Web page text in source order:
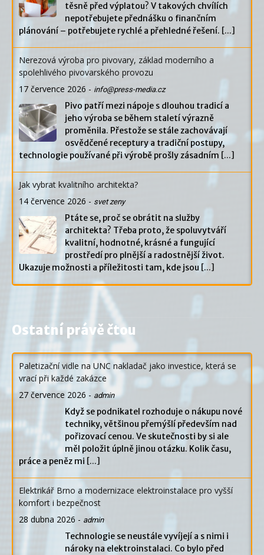
těsně před výplatou? V takových chvílích
nepotřebujete přednášku o finančním
plánování – potřebujete rychlé a přehledné řešení. [...]
Nerezová výroba pro pivovary, základ moderního a
spolehlivého pivovarského provozu
17 července 2026 - info@press-media.cz
Pivo patří mezi nápoje s dlouhou tradicí a
jeho výroba se během staletí výrazně
proměnila. Přestože se stále zachovávají
osvědčené receptury a tradiční postupy,
technologie používané při výrobě prošly zásadním [...]
Jak vybrat kvalitního architekta?
14 července 2026 - svet zeny
Ptáte se, proč se obrátit na služby
architekta? Třeba proto, že spoluvytváří
kvalitní, hodnotné, krásné a fungující
prostředí pro plnější a radostnější život.
Ukazuje možnosti a příležitosti tam, kde jsou [...]
Ostatní právě čtou
Paletizační vidle na UNC nakladač jako investice, která se
vrací při každé zakázce
27 července 2026 - admin
Když se podnikatel rozhoduje o nákupu nové
techniky, většinou přemýšlí především nad
pořizovací cenou. Ve skutečnosti by si ale
měl položit úplně jinou otázku. Kolik času,
práce a peněz mi [...]
Elektrikář Brno a modernizace elektroinstalace pro vyšší
komfort i bezpečnost
28 dubna 2026 - admin
Technologie se neustále vyvíjejí a s nimi i
nároky na elektroinstalaci. Co bylo před